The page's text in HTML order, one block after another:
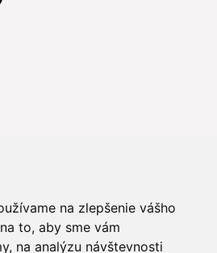
na zlepšenie vášho
to, aby sme vám
na analýzu návštevnosti